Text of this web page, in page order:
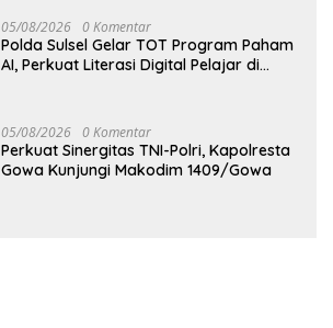
05/08/2026 0 Komentar
Polda Sulsel Gelar TOT Program Paham
AI, Perkuat Literasi Digital Pelajar di
05/08/2026 0 Komentar
Perkuat Sinergitas TNI-Polri, Kapolresta
Gowa Kunjungi Makodim 1409/Gowa